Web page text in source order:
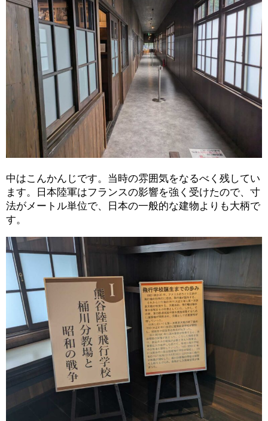
中はこんかんじです。当時の雰囲気をなるべく残してい
ます。日本陸軍はフランスの影響を強く受けたので、寸
法がメートル単位で、日本の一般的な建物よりも大柄で
す。